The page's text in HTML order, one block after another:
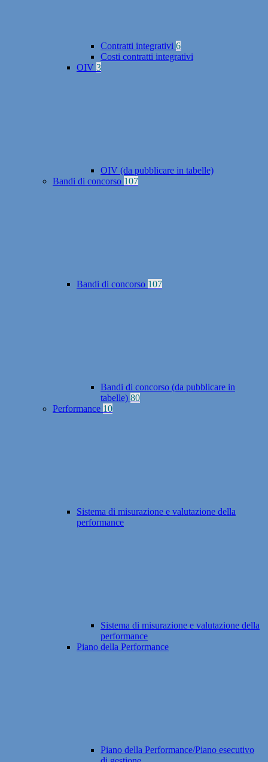
Contratti integrativi 6
Costi contratti integrativi
OIV 3
OIV (da pubblicare in tabelle)
Bandi di concorso 107
Bandi di concorso 107
Bandi di concorso (da pubblicare in
tabelle) 80
Performance 10
Sistema di misurazione e valutazione della
performance
Sistema di misurazione e valutazione della
performance
Piano della Performance
Piano della Performance/Piano esecutivo